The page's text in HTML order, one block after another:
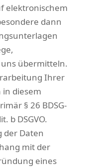
elektronischem
dann
uns übermitteln.
Ihrer
diesem
§ 26 BDSG-
b DSGVO.
der Daten
mit der
eines